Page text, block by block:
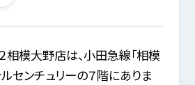
模大野店は、小田急線「相模
センチュリーの７階にありま